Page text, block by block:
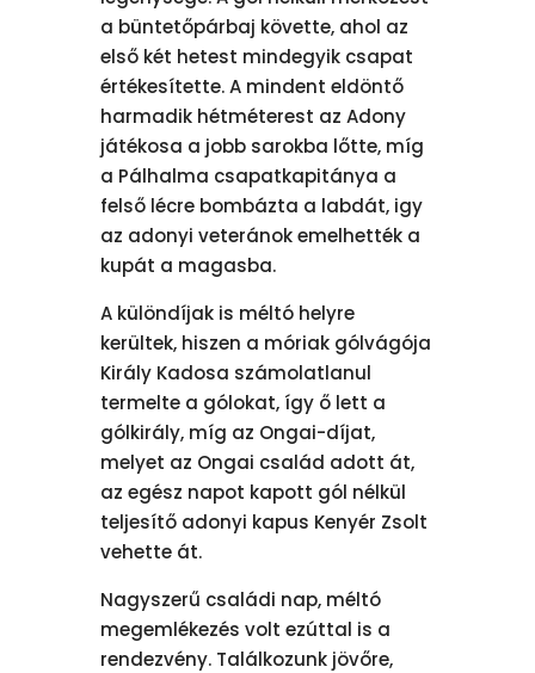
a büntetőpárbaj követte, ahol az
első két hetest mindegyik csapat
értékesítette. A mindent eldöntő
harmadik hétméterest az Adony
játékosa a jobb sarokba lőtte, míg
a Pálhalma csapatkapitánya a
felső lécre bombázta a labdát, igy
az adonyi veteránok emelhették a
kupát a magasba.
A különdíjak is méltó helyre
kerültek, hiszen a móriak gólvágója
Király Kadosa számolatlanul
termelte a gólokat, így ő lett a
gólkirály, míg az Ongai-díjat,
melyet az Ongai család adott át,
az egész napot kapott gól nélkül
teljesítő adonyi kapus Kenyér Zsolt
vehette át.
Nagyszerű családi nap, méltó
megemlékezés volt ezúttal is a
rendezvény. Találkozunk jövőre,